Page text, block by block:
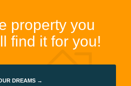
property you
find it for you!
DREAMS →